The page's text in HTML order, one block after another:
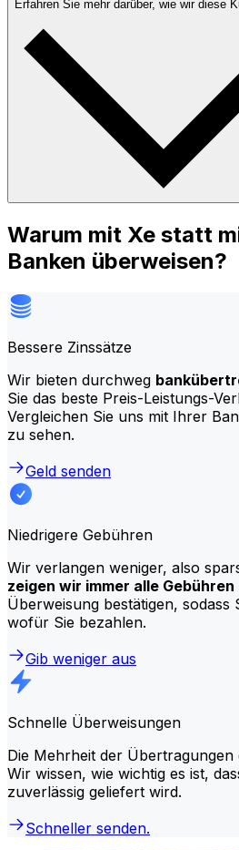
Erfahren Sie mehr darüber, wie wir diese
Warum mit Xe statt
Banken überweisen?
Bessere Zinssätze
Wir bieten durchweg
Sie das beste Preis-Leistungs-
Vergleichen Sie uns mit Ihrer
zu sehen.
Geld senden
Niedrigere Gebühren
Wir verlangen weniger, also
zeigen wir immer alle Gebühren
Überweisung bestätigen, sodass
wofür Sie bezahlen.
Gib weniger aus
Schnelle Überweisungen
Die Mehrheit der
Wir wissen, wie wichtig es ist,
zuverlässig geliefert wird.
Schneller senden.